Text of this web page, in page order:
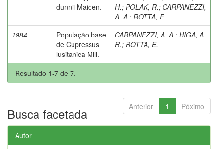
dunnii Maiden.
H.; POLAK, R.; CARPANEZZI,
A. A.; ROTTA, E.
1984
População base
de Cupressus
lusitanica Mill.
CARPANEZZI, A. A.; HIGA, A.
R.; ROTTA, E.
Resultado 1-7 de 7.
Anterior 1 Póximo
Busca facetada
Autor